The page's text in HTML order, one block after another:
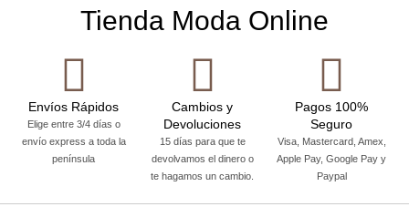
Tienda Moda Online
Envíos Rápidos
Elige entre 3/4 días o
envío express a toda la
península
Cambios y
Devoluciones
15 días para que te
devolvamos el dinero o
te hagamos un cambio.
Pagos 100%
Seguro
Visa, Mastercard, Amex,
Apple Pay, Google Pay y
Paypal